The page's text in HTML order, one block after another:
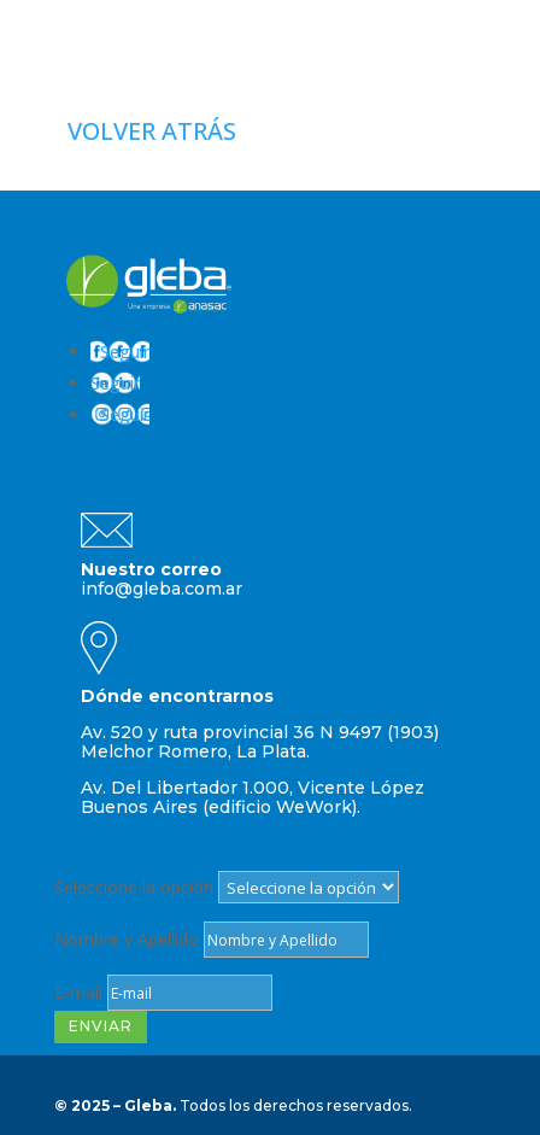
VOLVER ATRÁS
Seguir
Seguir
Seguir
Nuestro correo
info@gleba.com.ar
Dónde encontrarnos
Av. 520 y ruta provincial 36 N 9497 (1903)
Melchor Romero, La Plata.
Av. Del Libertador 1.000, Vicente López
Buenos Aires (edificio WeWork).
Seleccione la opción
Nombre y Apellido
E-mail
ENVIAR
© 2025 – Gleba.Todos los derechos reservados.